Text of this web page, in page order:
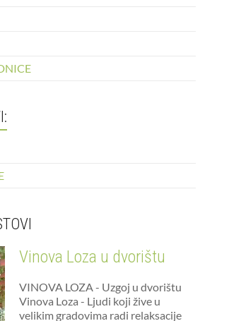
Vinova Loza u dvorištu
VINOVA LOZA - Uzgoj u dvorištu
Vinova Loza - Ljudi koji žive u
velikim gradovima radi relaksacije